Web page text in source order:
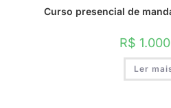
Curso presencial de
R$
Ler